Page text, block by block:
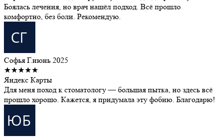
Боялась лечения, но врач нашёл подход. Всё прошло
комфортно, без боли. Рекомендую.
Софья Г.июнь 2025
★★★★★
Яндекс Карты
Для меня поход к стоматологу — большая пытка, но здесь всё
прошло хорошо. Кажется, я придумала эту фобию. Благодарю!